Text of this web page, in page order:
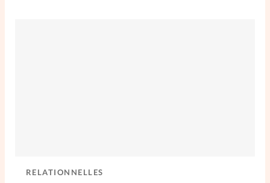
RELATIONNELLES